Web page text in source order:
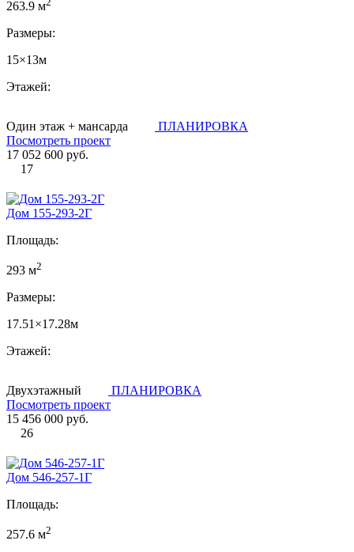
263.9 м
Размеры:
15×13м
Этажей:
Один этаж + мансарда
ПЛАНИРОВКА
Посмотреть проект
17 052 600 руб.
17
Дом 155-293-2Г
Площадь:
293 м2
Размеры:
17.51×17.28м
Этажей:
Двухэтажный
ПЛАНИРОВКА
Посмотреть проект
15 456 000 руб.
26
Дом 546-257-1Г
Площадь:
257.6 м2